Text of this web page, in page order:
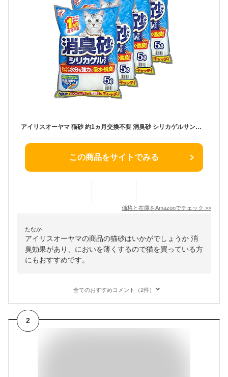
アイリスオーヤマ 猫砂 約1ヵ月交換不要 消臭砂 シリカゲルサンド 5L×4袋
この商品をサイトでみる
価格と在庫をAmazonでチェック >>
たなか
アイリスオーヤマの商品の猫砂はいかがでしょうか 消
臭効果があり、においを薄くするので猫を買っている方
にもおすすめです。
全てのおすすめコメント（2件）
2